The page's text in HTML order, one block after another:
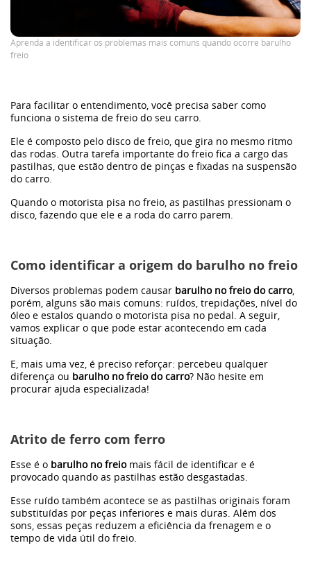
Omoda | Jaecoo
Blog
melhores-3
nov2
Aprenda a identificar os problemas mais comuns quando ocorre barulho
freio
Para facilitar o entendimento, você precisa saber como
funciona o sistema de freio do seu carro.
Ele é composto pelo disco de freio, que gira no mesmo ritmo
das rodas. Outra tarefa importante do freio fica a cargo das
pastilhas, que estão dentro de pinças e fixadas na suspensão
do carro.
Quando o motorista pisa no freio, as pastilhas pressionam o
disco, fazendo que ele e a roda do carro parem.
Como identificar a origem do barulho no freio
Diversos problemas podem causar barulho no freio do carro,
porém, alguns são mais comuns: ruídos, trepidações, nível do
óleo e estalos quando o motorista pisa no pedal. A seguir,
vamos explicar o que pode estar acontecendo em cada
situação.
E, mais uma vez, é preciso reforçar: percebeu qualquer
diferença ou barulho no freio do carro? Não hesite em
procurar ajuda especializada!
Atrito de ferro com ferro
Esse é o barulho no freiomais fácil de identificar e é
provocado quando as pastilhas estão desgastadas.
Esse ruído também acontece se as pastilhas originais foram
substituídas por peças inferiores e mais duras. Além dos
sons, essas peças reduzem a eficiência da frenagem e o
tempo de vida útil do freio.